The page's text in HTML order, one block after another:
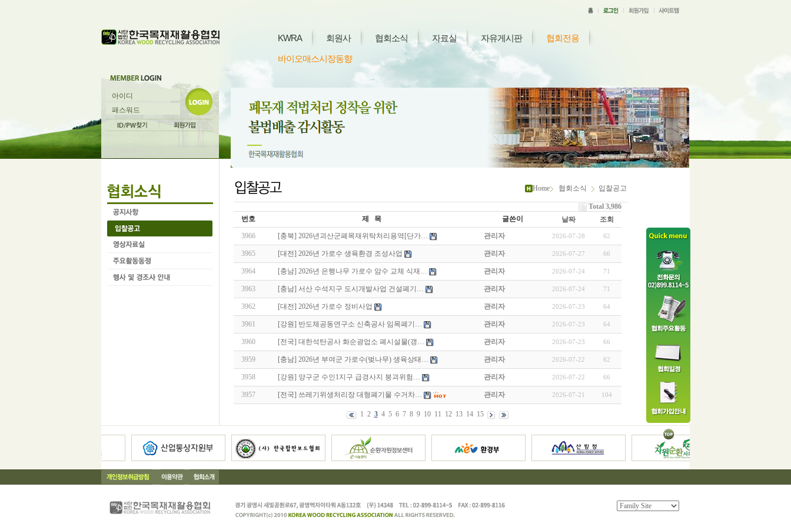
KWRA 회원사 협회소식 자료실 자유게시판 협회전용
바이오매스시장동향
Home 협회소식 입찰공고
Total 3,986
번호
제 목 글쓴이 날짜
조회
3966
[충북] 2026년괴산군폐목재위탁처리용역[단가… 관리자 2026-07-28 62
3965 [대전] 2026년 가로수 생육환경 조성사업 관리자 2026-07-27 66
3964 [충남] 2026년 은행나무 가로수 암수 교체 식재… 관리자 2026-07-24 71
3963 [충남] 서산 수석지구 도시개발사업 건설폐기… 관리자 2026-07-24 71
3962 [대전] 2026년 가로수 정비사업 관리자 2026-07-23 64
3961 [강원] 반도체공동연구소 신축공사 임목폐기… 관리자 2026-07-23 64
3960 [전국] 대한석탄공사 화순광업소 폐시설물(갱… 관리자 2026-07-23 66
3959 [충남] 2026년 부여군 가로수(벚나무) 생육상태… 관리자 2026-07-22 62
3958 [강원] 양구군 수인1지구 급경사지 붕괴위험… 관리자 2026-07-22 66
3957 [전국] 쓰레기위생처리장 대형폐기물 수거차… 관리자 2026-07-21 104
1 2 3 4 5 6 7 8 9 10 11 12 13 14 15